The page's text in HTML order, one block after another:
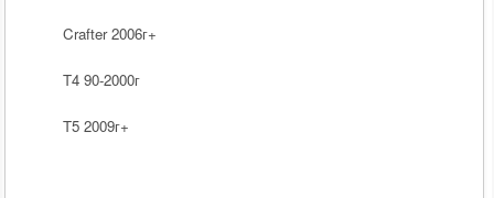
Crafter 2006г+
T4 90-2000г
T5 2009г+